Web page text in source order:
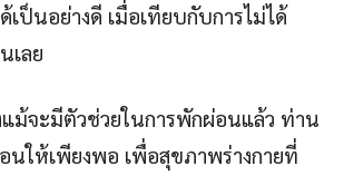
เป็นอย่างดี เมื่อเทียบกับการไม่ได้
ลย
แม้จะมีตัวช่วยในการพักผ่อนแล้ว ท่าน
นให้เพียงพอ เพื่อสุขภาพร่างกายที่